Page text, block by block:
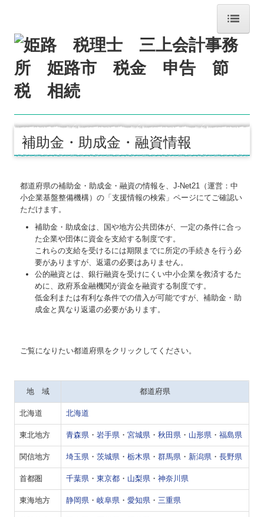
ホーム
事務所紹介
経営理念
料金について
リンク集
FX4クラウド
令和4年度税制改正のポイント解説
令和5年度税制改正のポイント解説
補助金・助成金・融資情報
中小企業退職金共済制度
関与先向け融資商品ご紹介
経営者お役立ち情報
社長メニューASP版
補助金・助成金・融資情報
都道府県の補助金・助成金・融資の情報を、J-Net21（運営：中
小企業基盤整備機構）の「支援情報の検索」ページにてご確認い
ただけます。
補助金・助成金は、国や地方公共団体が、一定の条件に合っ
た企業や団体に資金を支給する制度です。
これらの支給を受けるには期限までに所定の手続きを行う必
要がありますが、返還の必要はありません。
公的融資とは、銀行融資を受けにくい中小企業を救済するた
めに、政府系金融機関が資金を融資する制度です。
低金利または有利な条件での借入が可能ですが、補助金・助
成金と異なり返還の必要があります。
ご覧になりたい都道府県をクリックしてください。
地 域 都道府県
北海道 北海道
東北地方 青森県 ・岩手県 ・宮城県 ・秋田県 ・ 山形県 ・福島県
関信地方 埼玉県 ・茨城県 ・栃木県 ・群馬県 ・ 新潟県 ・長野県
首都圏 千葉県 ・東京都 ・ 山梨県 ・神奈川県
東海地方 静岡県 ・岐阜県 ・愛知県 ・三重県